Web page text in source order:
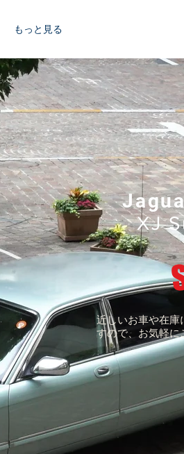
もっと見る
XJ
近しいお車や在庫
すので、お気軽に